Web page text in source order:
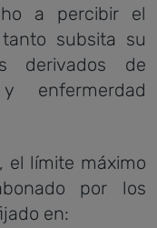
a percibir el
subsita su
derivados de
enfermerdad
el límite máximo
por los
en: